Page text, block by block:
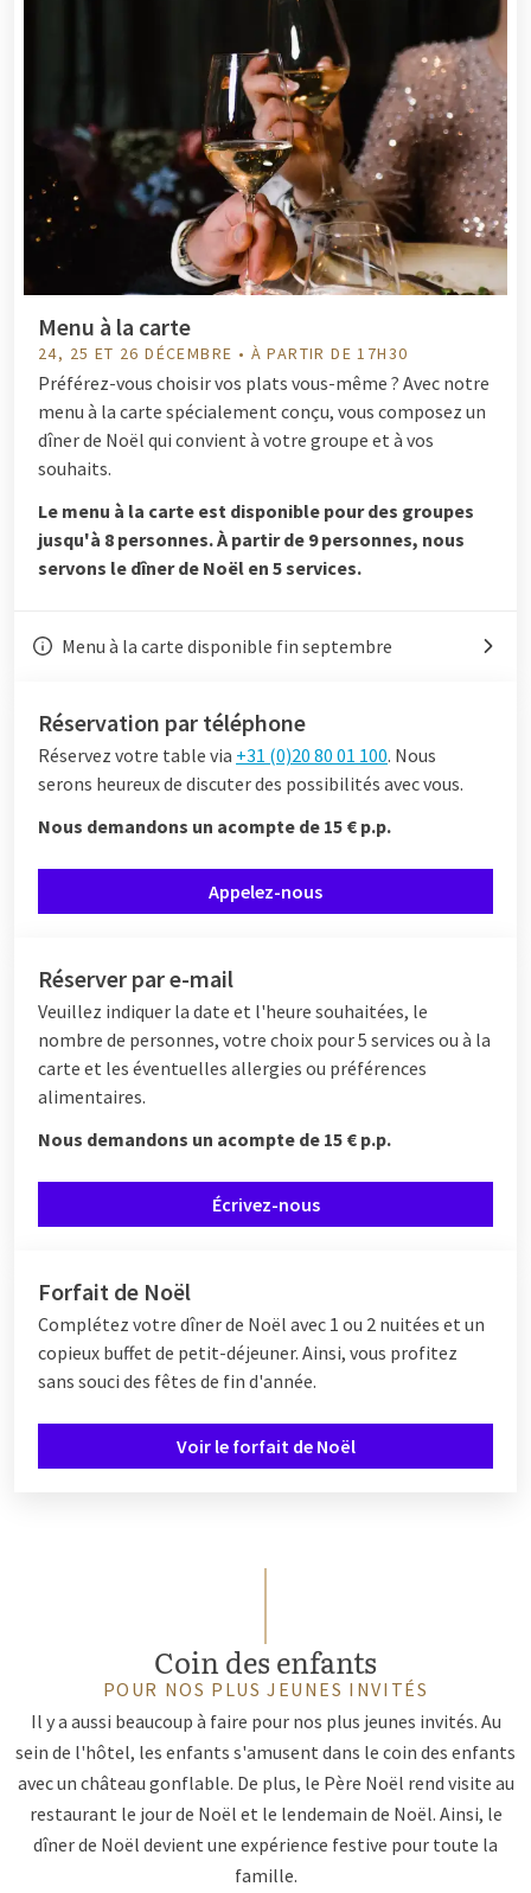
Menu à la carte
24, 25 ET 26 DÉCEMBRE • À PARTIR DE 17H30
Préférez-vous choisir vos plats vous-même ? Avec notre
menu à la carte spécialement conçu, vous composez un
dîner de Noël qui convient à votre groupe et à vos
souhaits.
Le menu à la carte est disponible pour des groupes
jusqu'à 8 personnes. À partir de 9 personnes, nous
servons le dîner de Noël en 5 services.
Menu à la carte disponible fin septembre
Réservation par téléphone
Réservez votre table via +31 (0)20 80 01 100. Nous
serons heureux de discuter des possibilités avec vous.
Nous demandons un acompte de 15 € p.p.
Appelez-nous
Réserver par e-mail
Veuillez indiquer la date et l'heure souhaitées, le
nombre de personnes, votre choix pour 5 services ou à la
carte et les éventuelles allergies ou préférences
alimentaires.
Nous demandons un acompte de 15 € p.p.
Écrivez-nous
Forfait de Noël
Complétez votre dîner de Noël avec 1 ou 2 nuitées et un
copieux buffet de petit-déjeuner. Ainsi, vous profitez
sans souci des fêtes de fin d'année.
Voir le forfait de Noël
Coin des enfants
POUR NOS PLUS JEUNES INVITÉS
Il y a aussi beaucoup à faire pour nos plus jeunes invités. Au
sein de l'hôtel, les enfants s'amusent dans le coin des enfants
avec un château gonflable. De plus, le Père Noël rend visite au
restaurant le jour de Noël et le lendemain de Noël. Ainsi, le
dîner de Noël devient une expérience festive pour toute la
famille.